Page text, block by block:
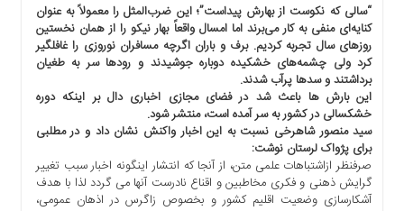
ارتباط
برگه
نمونه
تعرفه
درباره
“سالی که نکوست از بهارش پیداست”؛ این ضرب‌المثل را معمولاً به عنوان
کنایه‌ای منفی به کار می‌برند اما امسال واقعاً بهار نیکو را از همان نخستین
روزهای سال تجربه کردیم. برف و باران اگرچه مسافران نوروزی را غافلگیر
کرد ولی چشمه‌های خشکیده دوباره جوشیدند و رودها سر به طغیان
برداشتند و سدها پرآب شدند.
این بارش ها باعث شد در فضای مجازی اخباری دال بر اینکه دوره
خشکسالی در کشور به سر آمده است، منتشر شود.
سید منصور شاهرخی نسبت به این اخبار واکنش نشان داد و در مطلبی
برای پژواک لرستان نوشت:
صرفنظر ازاشتباهات علمی متن، از آنجا که انتشار اینگونه اخبار سبب تغییر
گرایش ذهنی و فکری مخاطبین و اقناع نادرست آنها می گردد لذا با هدف
آشکارسازی وضعیت اقلیم کشور و بخصوص زاگرس در اذهان عمومی،